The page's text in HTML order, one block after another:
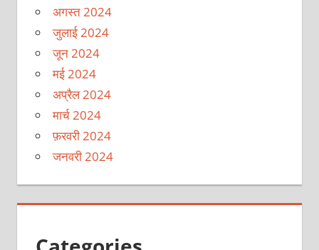
अगस्त 2024
जुलाई 2024
जून 2024
मई 2024
अप्रैल 2024
मार्च 2024
फ़रवरी 2024
जनवरी 2024